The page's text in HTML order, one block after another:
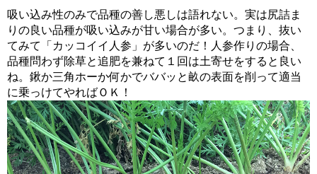
吸い込み性のみで品種の善し悪しは語れない。実は尻詰ま
りの良い品種が吸い込みが甘い場合が多い。つまり、抜い
てみて「カッコイイ人参」が多いのだ！人参作りの場合、
品種問わず除草と追肥を兼ねて１回は土寄せをすると良い
ね。鍬か三角ホーか何かでババッと畝の表面を削って適当
に乗っけてやればＯＫ！